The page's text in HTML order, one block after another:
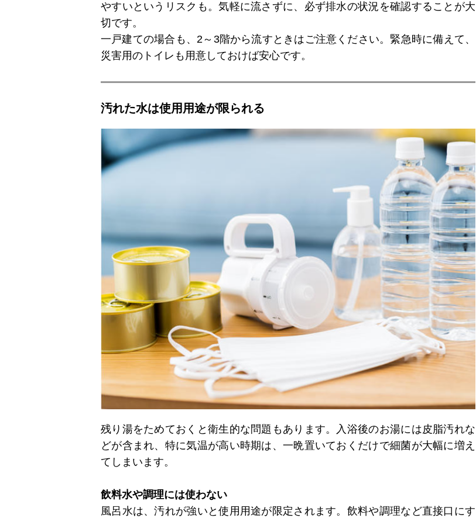
やすいというリスクも。気軽に流さずに、必ず排水の状況を確認することが大
切です。
一戸建ての場合も、2～3階から流すときはご注意ください。緊急時に備えて、
災害用のトイレも用意しておけば安心です。
汚れた水は使用用途が限られる
残り湯をためておくと衛生的な問題もあります。入浴後のお湯には皮脂汚れな
どが含まれ、特に気温が高い時期は、一晩置いておくだけで細菌が大幅に増え
てしまいます。
飲料水や調理には使わない
風呂水は、汚れが強いと使用用途が限定されます。飲料や調理など直接口にす